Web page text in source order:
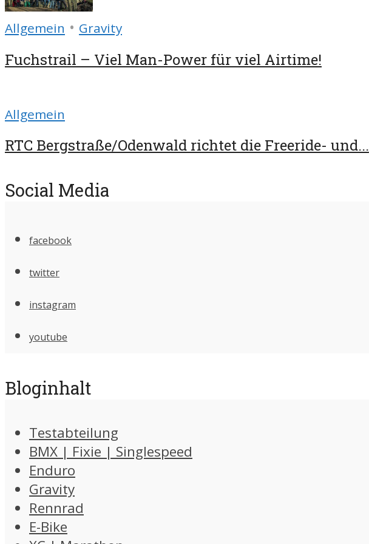
Allgemein • Gravity
Fuchstrail – Viel Man-Power für viel Airtime!
Allgemein
RTC Bergstraße/Odenwald richtet die Freeride- und...
Social Media
facebook
twitter
instagram
youtube
Bloginhalt
Testabteilung
BMX | Fixie | Singlespeed
Enduro
Gravity
Rennrad
E-Bike